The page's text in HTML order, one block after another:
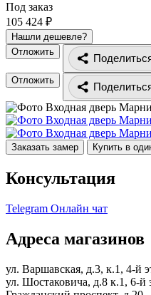
Под заказ
105 424 ₽
Нашли дешевле?
Отложить
Отложить
Заказать замер Купить в
Консультация
Telegram Онлайн чат
Адреса магазинов
ул. Варшавская, д.3, к.1, 4-й
ул. Шостаковича, д.8 к.1, 6-й